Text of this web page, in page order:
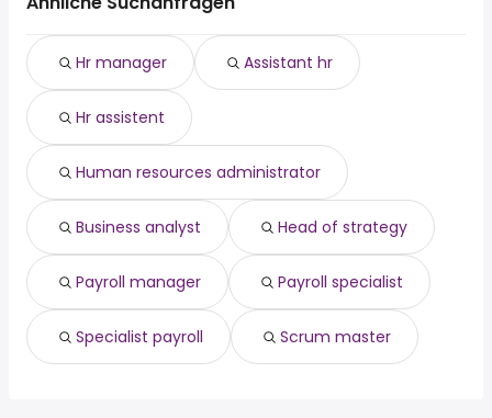
aushilfe
koordinator
interior designer
Öffentlicher dienst
3d artist
Hr manager Assistant hr
Hr assistent
Human resources administrator
Business analyst Head of strategy
Payroll manager Payroll specialist
Specialist payroll Scrum master